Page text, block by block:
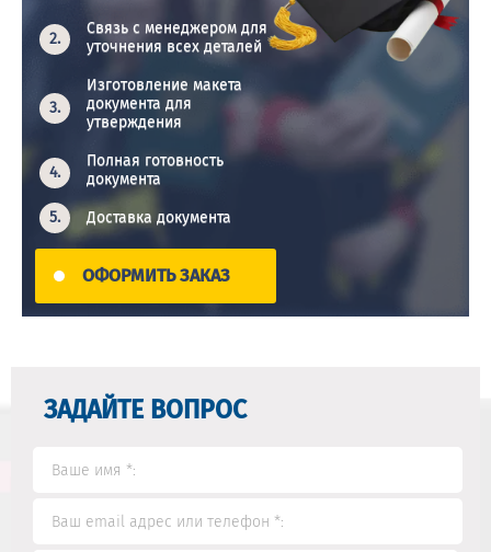
Связь с менеджером для
уточнения всех деталей
Изготовление макета
документа для
утверждения
Полная готовность
документа
Доставка документа
ОФОРМИТЬ ЗАКАЗ
ЗАДАЙТЕ ВОПРОС